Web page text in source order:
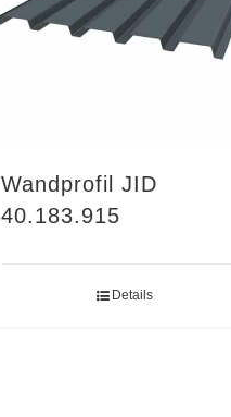
Wandprofil JID
40.183.915
Details